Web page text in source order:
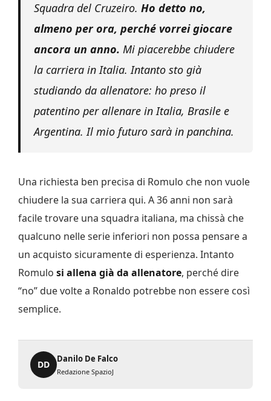
Squadra del Cruzeiro. Ho detto no,
almeno per ora, perché vorrei giocare
ancora un anno. Mi piacerebbe chiudere
la carriera in Italia. Intanto sto già
studiando da allenatore: ho preso il
patentino per allenare in Italia, Brasile e
Argentina. Il mio futuro sarà in panchina.
Una richiesta ben precisa di Romulo che non vuole
chiudere la sua carriera qui. A 36 anni non sarà
facile trovare una squadra italiana, ma chissà che
qualcuno nelle serie inferiori non possa pensare a
un acquisto sicuramente di esperienza. Intanto
Romulo si allena già da allenatore, perché dire
“no” due volte a Ronaldo potrebbe non essere così
semplice.
DD
Danilo De Falco
Redazione SpazioJ